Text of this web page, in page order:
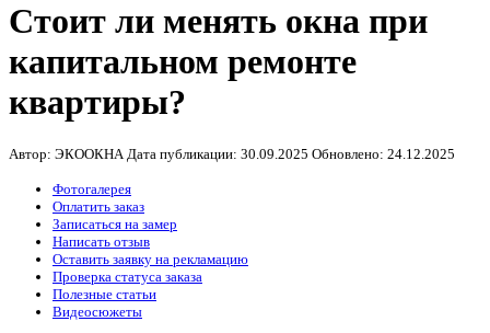
Стоит ли менять окна при
капитальном ремонте
квартиры?
Автор: ЭКООКНА Дата публикации: 30.09.2025 Обновлено: 24.12.2025
Фотогалерея
Оплатить заказ
Записаться на замер
Написать отзыв
Оставить заявку на рекламацию
Проверка статуса заказа
Полезные статьи
Видеосюжеты